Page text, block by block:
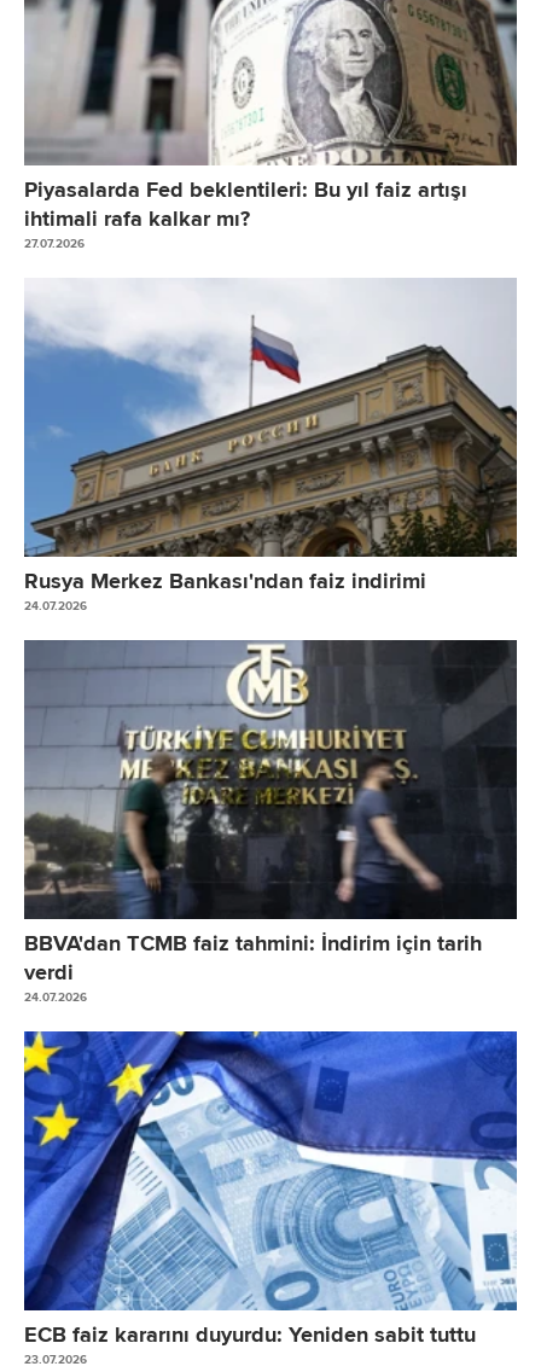
Piyasalarda Fed beklentileri: Bu yıl faiz artışı
ihtimali rafa kalkar mı?
27.07.2026
Rusya Merkez Bankası'ndan faiz indirimi
24.07.2026
BBVA'dan TCMB faiz tahmini: İndirim için tarih
verdi
24.07.2026
ECB faiz kararını duyurdu: Yeniden sabit tuttu
23.07.2026